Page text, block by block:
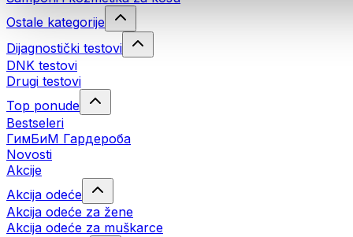
Ostale kategorije
Dijagnostički testovi
DNK testovi
Drugi testovi
Top ponude
Bestseleri
ГимБиМ Гардeробa
Novosti
Akcije
Akcija odeće
Akcija odeće za žene
Akcija odeće za muškarce